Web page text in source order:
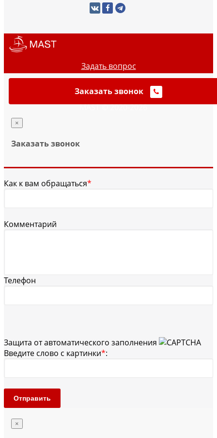
Задать вопрос
Заказать звонок
MAST © 2020-2026
×
Заказать звонок
Как к вам обращаться*
Комментарий
Телефон
Защита от автоматического заполнения
Введите слово с картинки*:
Отправить
×